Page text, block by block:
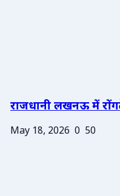
राजधानी लखनऊ में
May 18, 2026 0 50